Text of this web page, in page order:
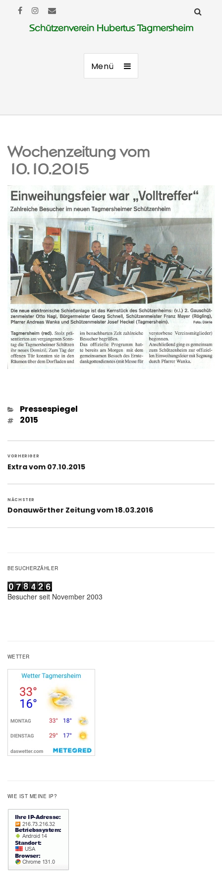
Schützenverein Hubertus Tagmersheim
Menü
Wochenzeitung vom
10.10.2015
Kategorien
Pressespiegel
Schlagwörter
2015
VORHERIGER
Vorheriger
Extra vom 07.10.2015
NÄCHSTER
Nächster
Donauwörther Zeitung vom 18.03.2016
BESUCHERZÄHLER
Besucher seit November 2003
WETTER
WIE IST MEINE IP?